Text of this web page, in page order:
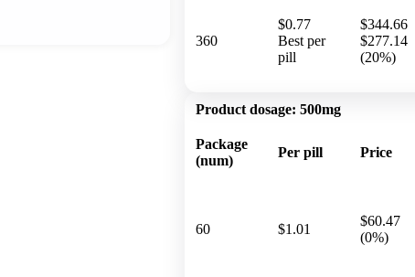
360
$0.77
Best per
pill
$344.66
$277.14
(20%)
Product dosage: 500mg
Package
(num)
Per pill Price
60 $1.01
$60.47
(0%)